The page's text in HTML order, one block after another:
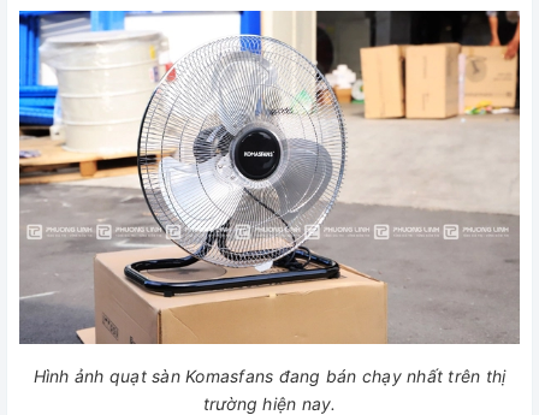
Hình ảnh quạt sàn Komasfans đang bán chạy nhất trên thị
trường hiện nay.